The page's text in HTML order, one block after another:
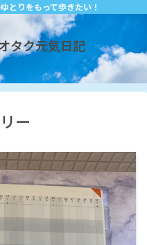
とりをもって歩きたい！
タク元気日記
ー